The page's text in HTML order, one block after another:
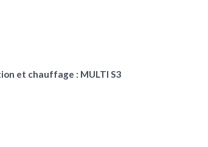
et chauffage : MULTI S3